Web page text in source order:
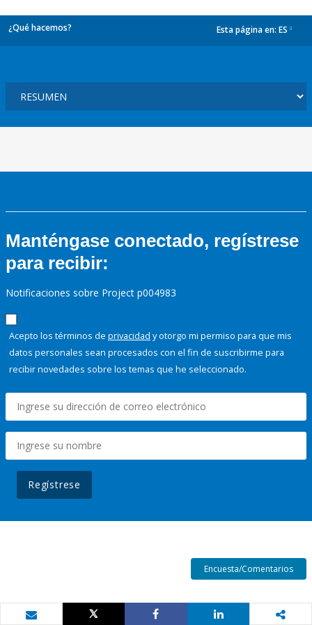
¿Qué hacemos? Esta página en: ES
Manténgase conectado, regístrese
para recibir:
Notificaciones sobre Project p004983
Acepto los términos de privacidad y otorgo mi permiso para que mis
datos personales sean procesados con el fin de suscribirme para
recibir novedades sobre los temas que he seleccionado.
Regístrese
Encuesta/Comentarios